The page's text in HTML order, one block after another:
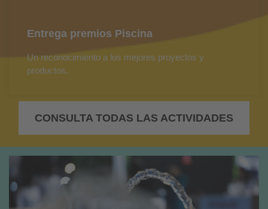
Entrega premios Piscina
Un reconocimiento a los mejores proyectos y
productos.
CONSULTA TODAS LAS ACTIVIDADES